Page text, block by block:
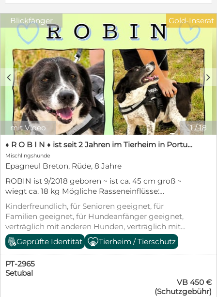
Blickfänger
1/18
c d
mit Video
Gold-Inserat
♦️ R O B I N ♦️ ist seit 2 Jahren im Tierheim in Portugal
Mischlingshunde
Epagneul Breton, Rüde, 8 Jahre
ROBIN ist 9/2018 geboren ~ ist ca. 45 cm groß ~
wiegt ca. 18 kg Mögliche Rasseneinflüsse:
BRETONE - VORSTEHHUND - MÜNSTERLÄNDER -
DEUTSCH KURZHAAR Aufenthaltsort: Portugal ~
Tierheim Cantinho da Milu ~ seit April 2024
Update: der liebe Robin ist natürlich auch
katzenverträglich (Katzentest -> siehe Video) - Der
Mittelmeertest liegt bereits vor = ROBIN IST
REISEBEREIT !! Robins durfte ein ganz normales
Hundeleben führen bis sein erster Besitzer starb,
verwunderlich das er schnell adoptiert wurde. Das
Kinderfreundlich, für Senioren geeignet, für
Familien geeignet, für Hundeanfänger geeignet,
verträglich mit anderen Hunden, verträglich mit
Katzen, kastriert/sterilisiert, geimpft (mind.
Pflichtimpfungen), entwurmt, gechipt, mit EU-
Heimtierausweis, aus dem Tierheim, Stubenrein,
Tierschutzgesetz §11
Geprüfte Identität Tierheim / Tierschutz
PT-2965
Setubal
VB 450 €
(Schutzgebühr)